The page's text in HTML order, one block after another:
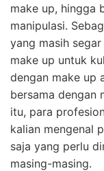
make up, hingga
manipulasi.
yang masih
make up untuk
dengan make up
bersama dengan
itu, para
kalian mengenal
saja yang perlu
masing-masing.